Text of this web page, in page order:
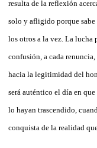
resulta de la reflexión
solo y afligido porque sabe
los otros a la vez. La lucha
confusión, a cada
hacia la legitimidad del
será auténtico el día en
lo hayan trascendido,
conquista de la realidad